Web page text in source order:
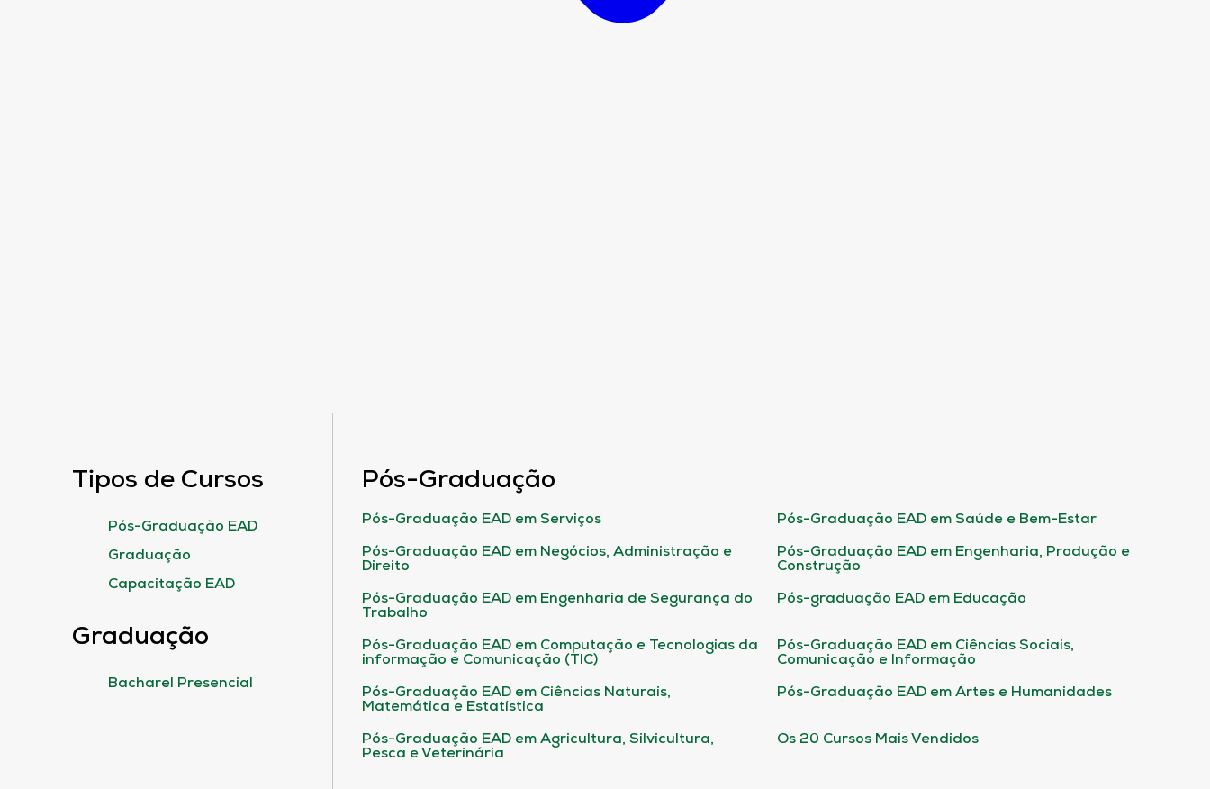
Tipos de Cursos
Pós-Graduação EAD
Graduação
Capacitação EAD
Graduação
Bacharel Presencial
Pós-Graduação
Pós-Graduação EAD em Serviços Pós-Graduação EAD em Saúde e Bem-Estar
Pós-Graduação EAD em Negócios, Administração e
Direito
Pós-Graduação EAD em Engenharia, Produção e
Construção
Pós-Graduação EAD em Engenharia de Segurança do
Trabalho
Pós-graduação EAD em Educação
Pós-Graduação EAD em Computação e Tecnologias da
informação e Comunicação (TIC)
Pós-Graduação EAD em Ciências Sociais,
Comunicação e Informação
Pós-Graduação EAD em Ciências Naturais,
Matemática e Estatística
Pós-Graduação EAD em Artes e Humanidades
Pós-Graduação EAD em Agricultura, Silvicultura,
Pesca e Veterinária
Os 20 Cursos Mais Vendidos